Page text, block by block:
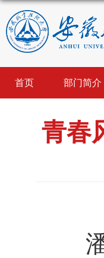
首页 部门简介
青春
潘